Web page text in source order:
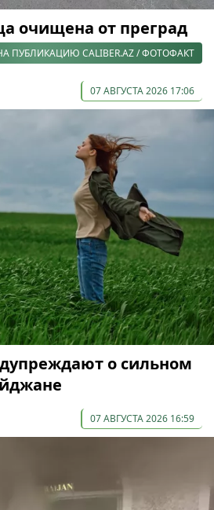
очищена от преград
ПУБЛИКАЦИЮ CALIBER.AZ / ФОТОФАКТ
07 АВГУСТА 2026 17:06
о сильном
07 АВГУСТА 2026 16:59